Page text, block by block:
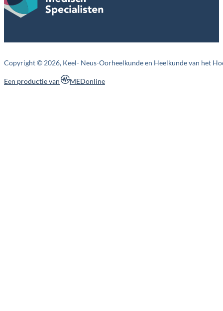
Copyright © 2026, Keel- Neus-Oorheelkunde en Heelkunde van het
MEDonline